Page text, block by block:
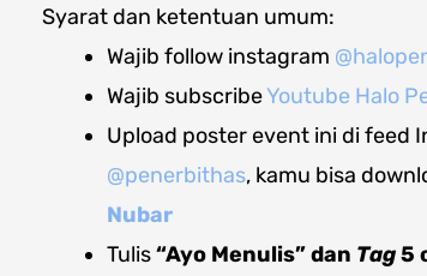
Syarat dan ketentuan umum:
Wajib follow instagram
Wajib subscribeYoutube Halo
Upload poster event ini di feed
@penerbithas, kamu bisa
Nubar
Tulis“Ayo Menulis” dan Tag5